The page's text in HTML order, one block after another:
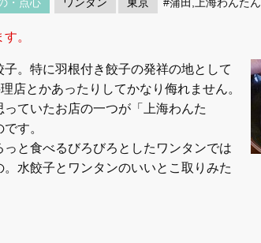
・点心 ワンタン 東京 #蒲田,上海わんたん
。
。特に羽根付き餃子の発祥の地として
店とかあったりしてかなり侮れません。
ていたお店の一つが「上海わんた
す。
と食べるびろびろとしたワンタンでは
水餃子とワンタンのいいとこ取りみた